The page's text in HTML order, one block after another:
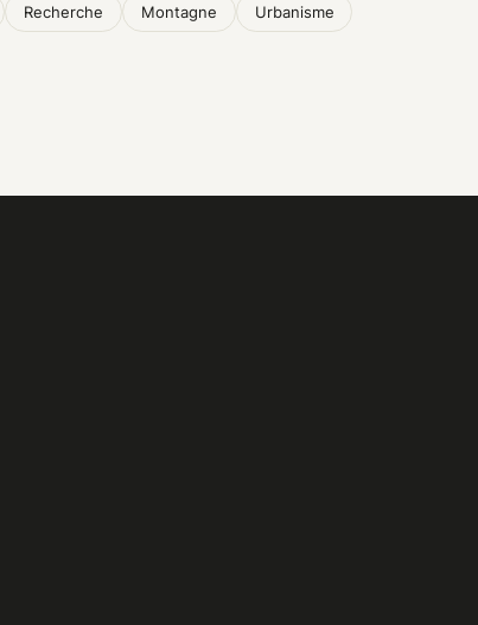
Recherche Montagne Urbanisme